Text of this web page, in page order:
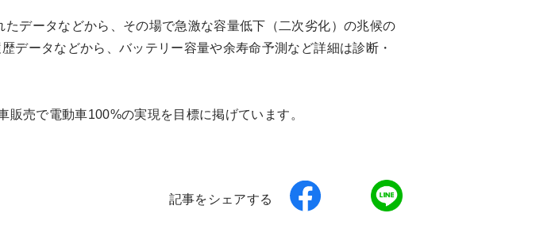
ータなどから、その場で急激な容量低下（二次劣化）の兆候の
ータなどから、バッテリー容量や余寿命予測など詳細は診断・
売で電動車100%の実現を目標に掲げています。
記事をシェアする